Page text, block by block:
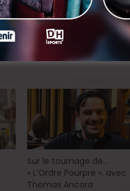
Next
Je suis supporter du Standard :
Léa Drucker – L’expérience
belge
Sur le tournage de…
« L’Ordre Pourpre », avec
Thomas Ancora